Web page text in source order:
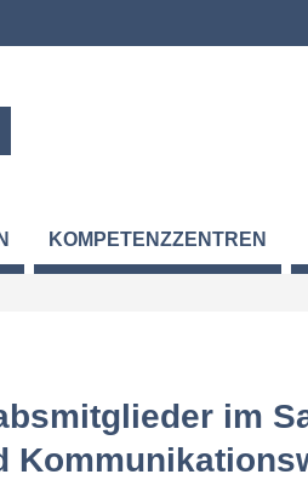
KOMPETENZZENTREN
im